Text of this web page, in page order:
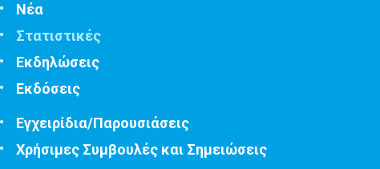
Νέα
Στατιστικές
Εκδηλώσεις
Εκδόσεις
Εγχειρίδια/Παρουσιάσεις
Χρήσιμες Συμβουλές και Σημειώσεις